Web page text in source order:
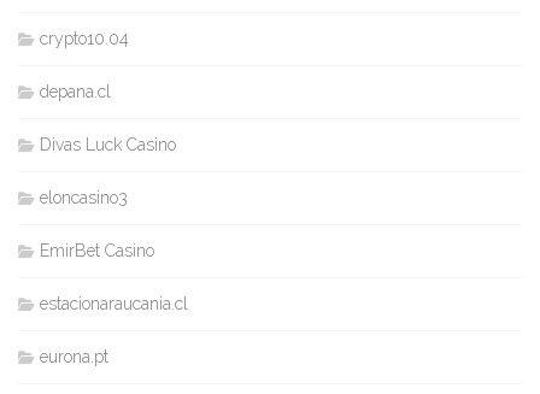
crypto10.04
depana.cl
Divas Luck Casino
eloncasino3
EmirBet Casino
estacionaraucania.cl
eurona.pt